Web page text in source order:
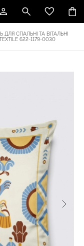
ДЛЯ СПАЛЬНІ ТА ВІТАЛЬНІ
622-1179-0030